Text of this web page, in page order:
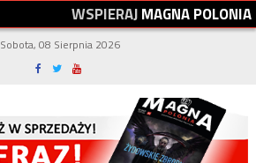
WSPIERAJMAGNAPOLONIA
Sobota, 08 Sierpnia 2026